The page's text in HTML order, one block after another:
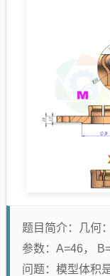
题目简介：几何
参数：A=46，
问题：模型体积